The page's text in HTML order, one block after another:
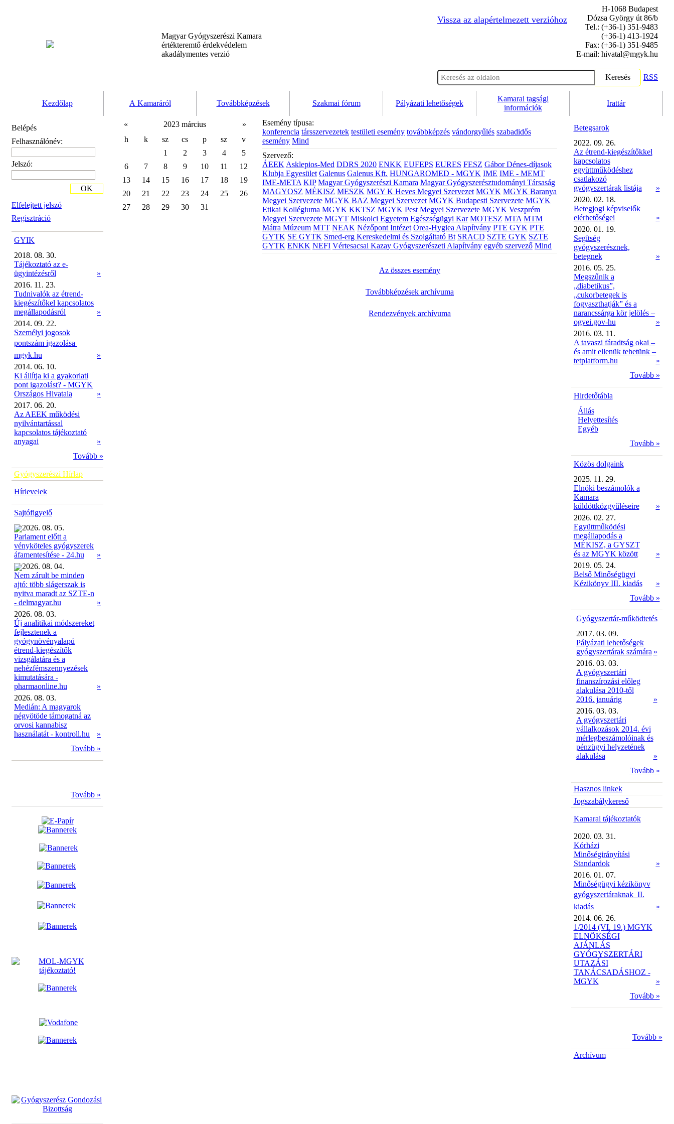
Magyar Gyógyszerészi Kamara
értékteremtő érdekvédelem
akadálymentes verzió
Vissza az alapértelmezett verzióhoz
H-1068 Budapest
Dózsa György út 86/b
Tel.: (+36-1) 351-9483
(+36-1) 413-1924
Fax: (+36-1) 351-9485
E-mail: hivatal@mgyk.hu
Keresés RSS
Kezdőlap A Kamaráról Továbbképzések Szakmai fórum Pályázati lehetőségek
Kamarai tagsági
információk
Irattár
Belépés
Felhasználónév:
Jelszó:
Elfelejtett jelszó
Regisztráció
OK
GYIK
2018. 08. 30.
Tájékoztató az e-
ügyintézésről
»
2016. 11. 23.
Tudnivalók az étrend-
kiegészítőkel kapcsolatos
megállapodásról
»
2014. 09. 22.
Személyi jogosok
pontszám igazolása 
mgyk.hu
»
2014. 06. 10.
Ki állítja ki a gyakorlati
pont igazolást? - MGYK
Országos Hivatala
»
2017. 06. 20.
Az AEEK működési
nyilvántartással
kapcsolatos tájékoztató
anyagai
»
Tovább »
Gyógyszerészi Hírlap
Hírlevelek
Sajtófigyelő
2026. 08. 05.
Parlament előtt a
vényköteles gyógyszerek
áfamentesítése - 24.hu
»
2026. 08. 04.
Nem zárult be minden
ajtó: több slágerszak is
nyitva maradt az SZTE-n
- delmagyar.hu
»
2026. 08. 03.
Új analitikai módszereket
fejlesztenek a
gyógynövényalapú
étrend-kiegészítők
vizsgálatára és a
nehézfémszennyezések
kimutatására -
pharmaonline.hu
»
2026. 08. 03.
Medián: A magyarok
négyötöde támogatná az
orvosi kannabisz
használatát - kontroll.hu
»
Tovább »
Tovább »
« 2023 március
»
h
k sz cs p sz
v
1
2 3 4
5
6
7 8 9 10 11
12
13
14 15 16 17 18
19
20
21 22 23 24 25
26
27
28 29 30 31
Esemény típusa:
konferencia társszervezetek testületi esemény továbbképzés vándorgyűlés szabadidős
esemény Mind
Szervező:
ÁEEK Asklepios-Med DDRS 2020 ENKK EUFEPS EURES FESZ Gábor Dénes-díjasok
Klubja Egyesület Galenus Galenus Kft. HUNGAROMED - MGYK IME IME - MEMT
IME-META KIP Magyar Gyógyszerészi Kamara Magyar Gyógyszerésztudományi Társaság
MAGYOSZ MÉKISZ MESZK MGY K Heves Megyei Szervezet MGYK MGYK Baranya
Megyei Szervezete MGYK BAZ Megyei Szervezet MGYK Budapesti Szervezete MGYK
Etikai Kollégiuma MGYK KKTSZ MGYK Pest Megyei Szervezete MGYK Veszprém
Megyei Szervezete MGYT Miskolci Egyetem Egészségügyi Kar MOTESZ MTA MTM
Mátra Múzeum MTT NEAK Nézőpont Intézet Orea-Hygiea Alapítvány PTE GYK PTE
GYTK SE GYTK Smed-erg Kereskedelmi és Szolgáltató Bt SRACD SZTE GYK SZTE
GYTK ENKK NEFI Vértesacsai Kazay Gyógyszerészeti Alapítvány egyéb szervező Mind
Az összes esemény
Továbbképzések archívuma
Rendezvények archívuma
Betegsarok
2022. 09. 26.
Az étrend-kiegészítőkkel
kapcsolatos
együttműködéshez
csatlakozó
gyógyszertárak listája
»
2020. 02. 18.
Betegjogi képviselők
elérhetőségei
»
2020. 01. 19.
Segítség
gyógyszerésznek,
betegnek
»
2016. 05. 25.
Megszűnik a
„diabetikus”,
„cukorbetegek is
fogyaszthatják” és a
narancssárga kör jelölés –
ogyei.gov-hu
»
2016. 03. 11.
A tavaszi fáradtság okai –
és amit ellenük tehetünk –
tetplatform.hu
»
Tovább »
Hirdetőtábla
Állás
Helyettesítés
Egyéb
Tovább »
Közös dolgaink
2025. 11. 29.
Elnöki beszámolók a
Kamara
küldöttközgyűléseire
»
2026. 02. 27.
Együttműködési
megállapodás a
MÉKISZ, a GYSZT
és az MGYK között
»
2019. 05. 24.
Belső Minőségügyi
Kézikönyv III. kiadás
»
Tovább »
Gyógyszertár-működtetés
2017. 03. 09.
Pályázati lehetőségek
gyógyszertárak számára »
2016. 03. 03.
A gyógyszertári
finanszírozási előleg
alakulása 2010-től
2016. januárig
»
2016. 03. 03.
A gyógyszertári
vállalkozások 2014. évi
mérlegbeszámolóinak és
pénzügyi helyzetének
alakulása
»
Tovább »
Hasznos linkek
Jogszabálykereső
Kamarai tájékoztatók
2020. 03. 31.
Kórházi
Minőségirányítási
Standardok
»
2016. 01. 07.
Minőségügyi kézikönyv
gyógyszertáraknak  II.
kiadás
»
2014. 06. 26.
1/2014 (VI. 19.) MGYK
ELNÖKSÉGI
AJÁNLÁS
GYÓGYSZERTÁRI
UTAZÁSI
TANÁCSADÁSHOZ -
MGYK
»
Tovább »
Tovább »
Archívum